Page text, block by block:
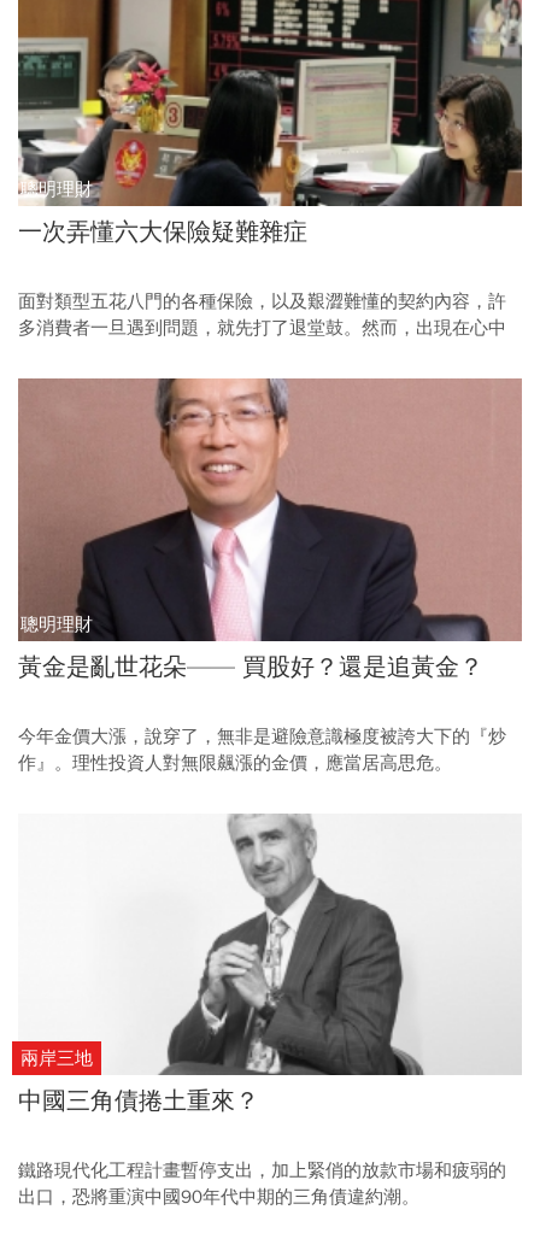
聰明理財
一次弄懂六大保險疑難雜症
面對類型五花八門的各種保險，以及艱澀難懂的契約內容，許
多消費者一旦遇到問題，就先打了退堂鼓。然而，出現在心中
最常見與目前網路上引起較多討論的六大問題與答案，為讀者
聰明理財
黃金是亂世花朵—— 買股好？還是追黃金？
今年金價大漲，說穿了，無非是避險意識極度被誇大下的『炒
作』。理性投資人對無限飆漲的金價，應當居高思危。
兩岸三地
中國三角債捲土重來？
鐵路現代化工程計畫暫停支出，加上緊俏的放款市場和疲弱的
出口，恐將重演中國90年代中期的三角債違約潮。